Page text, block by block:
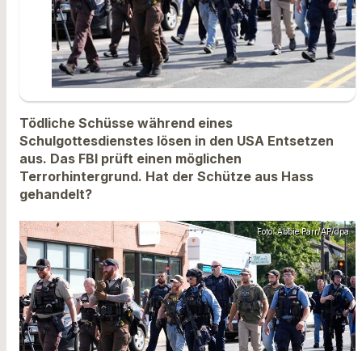
Tödliche Schüsse während eines
Schulgottesdienstes lösen in den USA Entsetzen
aus. Das FBI prüft einen möglichen
Terrorhintergrund. Hat der Schütze aus Hass
gehandelt?
Foto: Abbie Parr/AP/dpa